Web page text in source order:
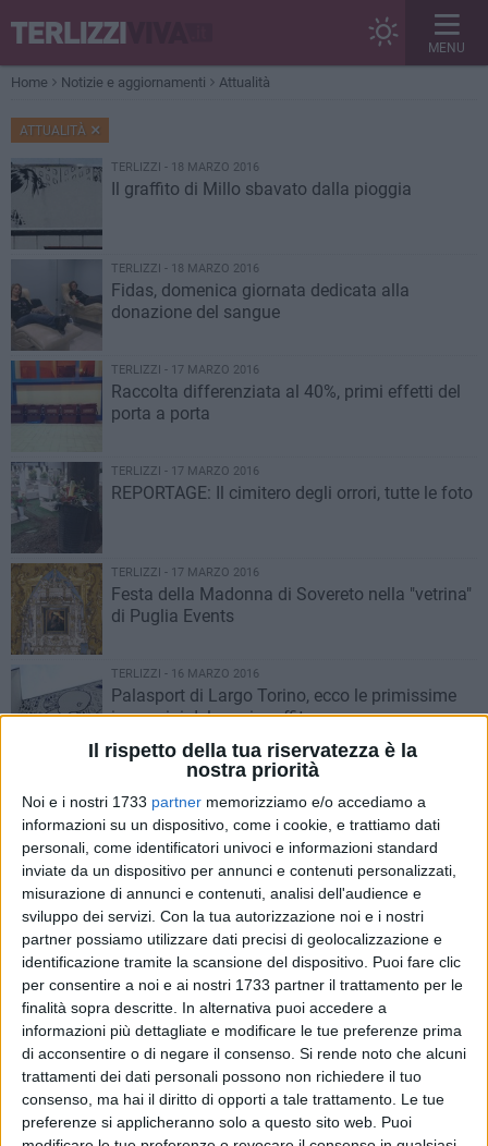
Il rispetto della tua riservatezza è la
nostra priorità
Noi e i nostri 1733 partner memorizziamo e/o accediamo a
informazioni su un dispositivo, come i cookie, e trattiamo dati
personali, come identificatori univoci e informazioni standard
inviate da un dispositivo per annunci e contenuti personalizzati,
misurazione di annunci e contenuti, analisi dell'audience e
sviluppo dei servizi. Con la tua autorizzazione noi e i nostri
partner possiamo utilizzare dati precisi di geolocalizzazione e
identificazione tramite la scansione del dispositivo. Puoi fare clic
per consentire a noi e ai nostri 1733 partner il trattamento per le
finalità sopra descritte. In alternativa puoi accedere a
informazioni più dettagliate e modificare le tue preferenze prima
di acconsentire o di negare il consenso. Si rende noto che alcuni
trattamenti dei dati personali possono non richiedere il tuo
consenso, ma hai il diritto di opporti a tale trattamento. Le tue
preferenze si applicheranno solo a questo sito web. Puoi
MENU
Home Notizie e aggiornamenti Attualità
ATTUALITÀ
TERLIZZI - 18 MARZO 2016
Il graffito di Millo sbavato dalla pioggia
TERLIZZI - 18 MARZO 2016
Fidas, domenica giornata dedicata alla
donazione del sangue
TERLIZZI - 17 MARZO 2016
Raccolta differenziata al 40%, primi effetti del
porta a porta
TERLIZZI - 17 MARZO 2016
REPORTAGE: Il cimitero degli orrori, tutte le foto
TERLIZZI - 17 MARZO 2016
Festa della Madonna di Sovereto nella "vetrina"
di Puglia Events
TERLIZZI - 16 MARZO 2016
Palasport di Largo Torino, ecco le primissime
immagini del maxi graffito
TERLIZZI - 15 MARZO 2016
Una nuova "pelle" per il Palasport: l'artista Millo
è al lavoro (FOTO)
TERLIZZI - 15 MARZO 2016
Cimitero, rifiuti e sporcizia: cittadini costretti al
fai da te
TERLIZZI - 15 MARZO 2016
Menù non adatto ai bambini. Mensa
scolastica, si riunisce la terza commissione
TERLIZZI - 14 MARZO 2016
Raccolta rifiuti porta a porta, tocca a via Piave
e dintorni